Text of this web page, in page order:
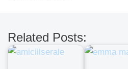
Related Posts: